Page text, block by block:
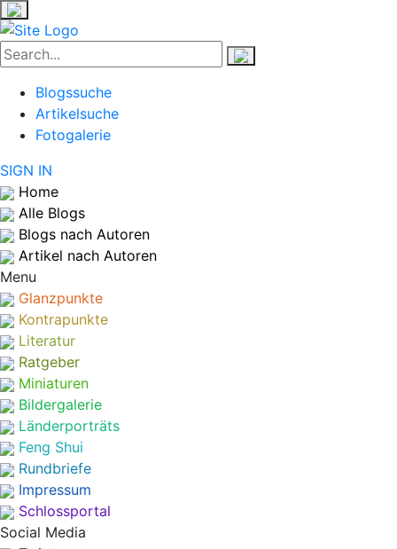
Blogssuche
Artikelsuche
Fotogalerie
SIGN IN
Home
Alle Blogs
Blogs nach Autoren
Artikel nach Autoren
Menu
Glanzpunkte
Kontrapunkte
Literatur
Ratgeber
Miniaturen
Bildergalerie
Länderporträts
Feng Shui
Rundbriefe
Impressum
Schlossportal
Social Media